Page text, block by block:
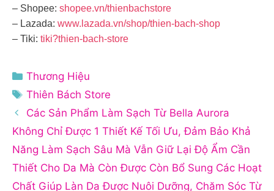
– Shopee: shopee.vn/thienbachstore
– Lazada: www.lazada.vn/shop/thien-bach-shop
– Tiki: tiki?thien-bach-store
Danh
mục
Thương Hiệu
Thẻ
Thiên Bách Store
Các Sản Phẩm Làm Sạch Từ Bella Aurora
Không Chỉ Được 1 Thiết Kế Tối Ưu, Đảm Bảo Khả
Năng Làm Sạch Sâu Mà Vẫn Giữ Lại Độ Ẩm Cần
Thiết Cho Da Mà Còn Được Còn Bổ Sung Các Hoạt
Chất Giúp Làn Da Được Nuôi Dưỡng, Chăm Sóc Từ